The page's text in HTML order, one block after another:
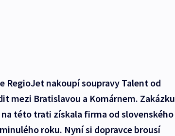
RegioJet nakoupí soupravy Talent od
mezi Bratislavou a Komárnem. Zakázku
této trati získala firma od slovenského
roku. Nyní si dopravce brousí